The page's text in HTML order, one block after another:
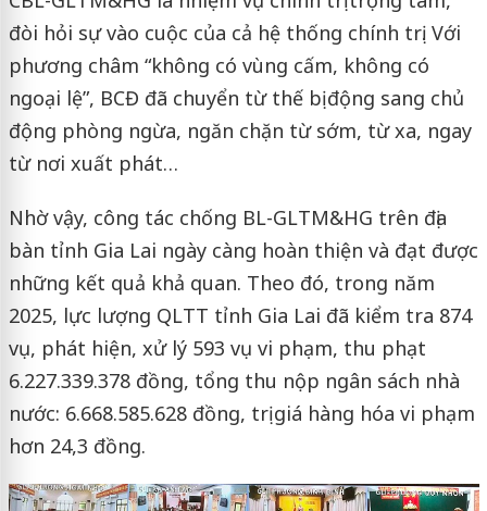
đòi hỏi sự vào cuộc của cả hệ thống chính trị. Với
phương châm “không có vùng cấm, không có
ngoại lệ”, BCĐ đã chuyển từ thế bị động sang chủ
động phòng ngừa, ngăn chặn từ sớm, từ xa, ngay
từ nơi xuất phát…
Nhờ vậy, công tác chống BL-GLTM&HG trên địa
bàn tỉnh Gia Lai ngày càng hoàn thiện và đạt được
những kết quả khả quan. Theo đó, trong năm
2025, lực lượng QLTT tỉnh Gia Lai đã kiểm tra 874
vụ, phát hiện, xử lý 593 vụ vi phạm, thu phạt
6.227.339.378 đồng, tổng thu nộp ngân sách nhà
nước: 6.668.585.628 đồng, trị giá hàng hóa vi phạm
hơn 24,3 đồng.